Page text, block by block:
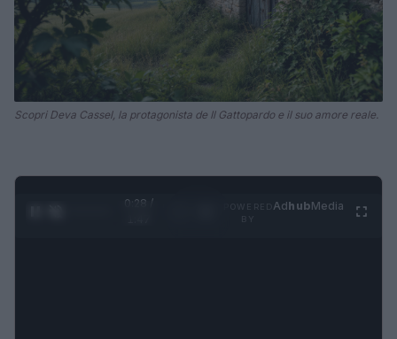
Scopri Deva Cassel, la protagonista de Il Gattopardo e il suo amore reale.
0:29 /
AdhubMedia